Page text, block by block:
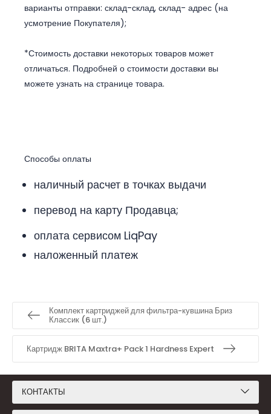
варианты отправки: склад-склад, склад- адрес (на
усмотрение Покупателя);
*Стоимость доставки некоторых товаров может
отличаться. Подробней о стоимости доставки вы
можете узнать на странице товара.
Способы оплаты
наличный расчет в точках выдачи
перевод на карту Продавца;
оплата сервисом LiqPay
наложенный платеж
Комплект картриджей для фильтра-кувшина Бриз
Классик (6 шт.)
Картридж BRITA Maxtra+ Pack 1 Hardness Expert
КОНТАКТЫ